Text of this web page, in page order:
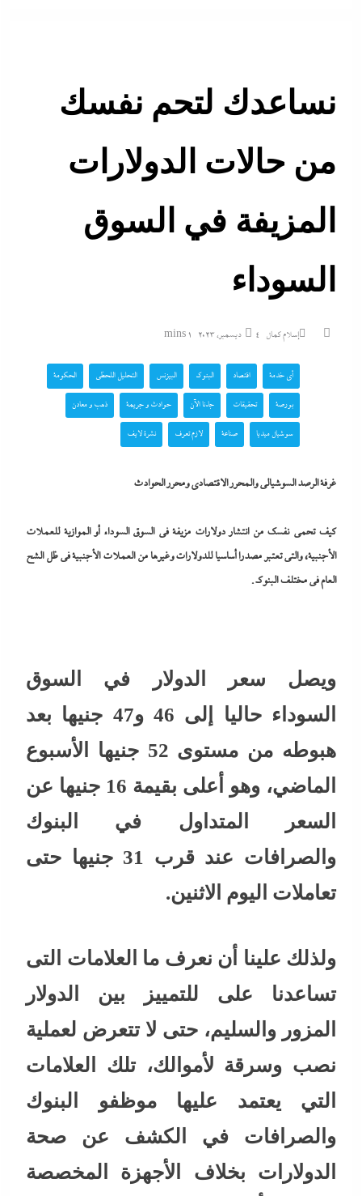
نساعدك لتحم نفسك
من حالات الدولارات
المزيفة في السوق
السوداء
إسلام كمال 4 ديسمبر، 2023 1 mins
أي خدمة اقتصاد البنوك البيزنس التحليل اللحظي الحكومة
بورصة تحقيقات جاءنا الآن حوادث و جريمة ذهب و معادن
سوشيال ميديا صناعة لازم تعرف نشرة لايف
غرفة الرصد السوشيالى والمحرر الاقتصادى ومحرر الحوادث
كيف تحمى نفسك من انتشار دولارات مزيفة في السوق السوداء أو الموازية للعملات
الأجنبية، والتى تعتبر مصدرا أساسيا للدولارات وغيرها من العملات الأجنبية في ظل الشح
العام في مختلف البنوك.
ويصل سعر الدولار في السوق
السوداء حاليا إلى 46 و47 جنيها بعد
هبوطه من مستوى 52 جنيها الأسبوع
الماضي، وهو أعلى بقيمة 16 جنيها عن
السعر المتداول في البنوك
والصرافات عند قرب 31 جنيها حتى
تعاملات اليوم الاثنين.
ولذلك علينا أن نعرف ما العلامات التى
تساعدنا على للتمييز بين الدولار
المزور والسليم، حتى لا تتعرض لعملية
نصب وسرقة لأموالك، تلك العلامات
التي يعتمد عليها موظفو البنوك
والصرافات في الكشف عن صحة
الدولارات بخلاف الأجهزة المخصصة